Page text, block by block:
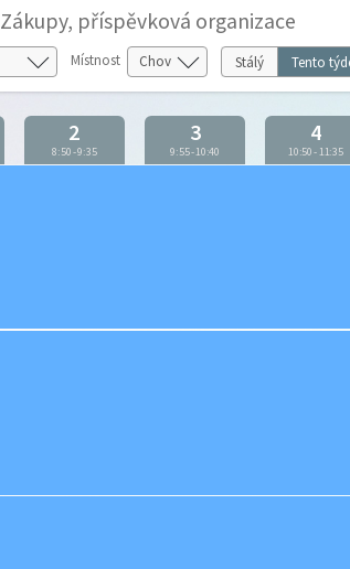
příspěvková organizace
Místnost Stálý Tento
2
8:50-9:35
3
9:55-10:40
4
10:50-11:35